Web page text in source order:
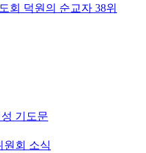
회 덕원의 순교자 38위
기도문
원회 소식